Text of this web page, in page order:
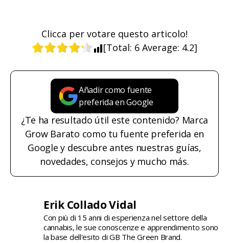
Clicca per votare questo articolo!
[Total: 6 Average: 4.2]
Añadir como fuente
preferida en Google
¿Te ha resultado útil este contenido? Marca
Grow Barato como tu fuente preferida en
Google y descubre antes nuestras guías,
novedades, consejos y mucho más.
Erik Collado Vidal
Con più di 15 anni di esperienza nel settore della
cannabis, le sue conoscenze e apprendimento sono
la base dell'esito di GB The Green Brand.